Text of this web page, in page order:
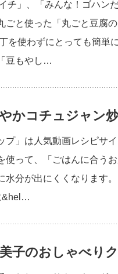
チ」、「みんな！ゴハン
ごと使った「丸ごと豆腐
を使わずにとっても簡単
豆もやし…
かコチュジャン
プ」は人気動画レシピサ
使って、「ごはんに合う
水分が出にくくなります
&hel…
子のおしゃべり